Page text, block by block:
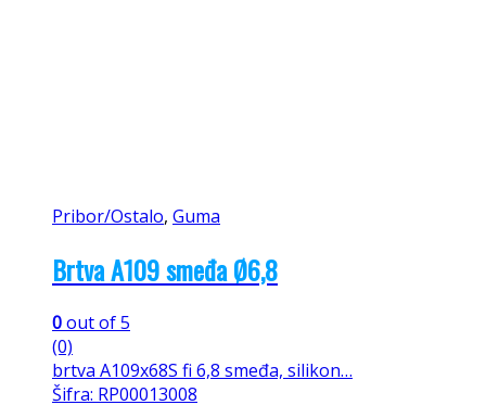
Pribor/Ostalo, Guma
Brtva A109 smeđa Ø6,8
0out of 5
(0)
brtva A109x68S fi 6,8 smeđa, silikon…
Šifra: RP00013008